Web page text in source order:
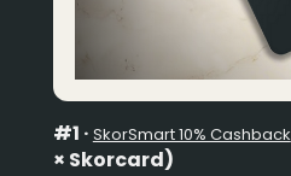
#1 · SkorSmart 10% Cashback
× Skorcard)